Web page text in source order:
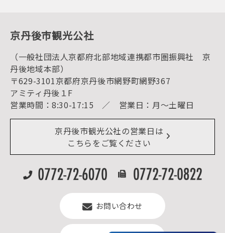
観光
海水浴
キャンプ
お宿探し
宿泊・日帰り予約（空室検索）
予約照会・予約キャンセル
宿泊施設一覧（お宿比較ページ）
アクセス
お知らせ
イベント情報
デジタル観光パンフレット
リアルタイム道路情報
よくある質問
京丹後市観光公社
（一般社団法人京都府北部地域連携都市圏振興社 京
丹後地域本部）
〒629-3101京都府京丹後市網野町網野367
アミティ丹後１F
営業時間：8:30-17:15 ／ 営業日：月～土曜日
京丹後市観光公社の営業日は
こちらをご覧ください
お問い合わせ